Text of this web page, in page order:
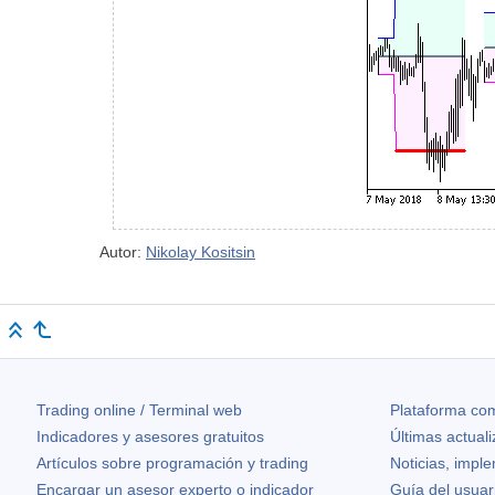
Autor: Nikolay Kositsin
Trading online / Terminal web
Indicadores y asesores gratuitos
Artículos sobre programación y trading
Encargar un asesor experto o indicador
Plataforma
Últimas
Noticias,
Guía del